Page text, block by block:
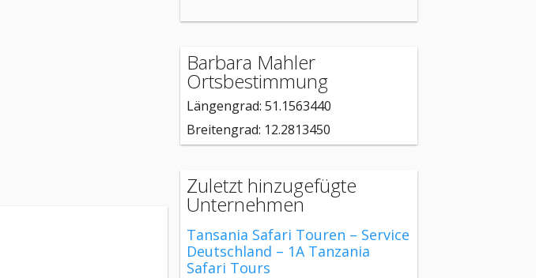
Barbara Mahler
Ortsbestimmung
Längengrad: 51.1563440
Breitengrad: 12.2813450
Zuletzt hinzugefügte
Unternehmen
Tansania Safari Touren – Service
Deutschland – 1A Tanzania
Safari Tours